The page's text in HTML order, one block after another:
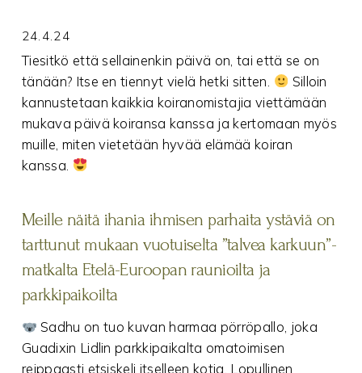
24.4.24
Tiesitkö että sellainenkin päivä on, tai että se on
tänään? Itse en tiennyt vielä hetki sitten.
Silloin
kannustetaan kaikkia koiranomistajia viettämään
mukava päivä koiransa kanssa ja kertomaan myös
muille, miten vietetään hyvää elämää koiran
kanssa.
Meille näitä ihania ihmisen parhaita ystäviä on
tarttunut mukaan vuotuiselta ”talvea karkuun”-
matkalta Etelä-Euroopan raunioilta ja
parkkipaikoilta
Sadhu on tuo kuvan harmaa pörröpallo, joka
Guadixin Lidlin parkkipaikalta omatoimisen
reippaasti etsiskeli itselleen kotia. Lopullinen